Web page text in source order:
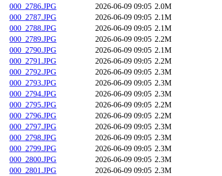
000_2786.JPG
2026-06-09 09:05 2.0M
000_2787.JPG
2026-06-09 09:05 2.1M
000_2788.JPG
2026-06-09 09:05 2.1M
000_2789.JPG
2026-06-09 09:05 2.2M
000_2790.JPG
2026-06-09 09:05 2.1M
000_2791.JPG
2026-06-09 09:05 2.2M
000_2792.JPG
2026-06-09 09:05 2.3M
000_2793.JPG
2026-06-09 09:05 2.3M
000_2794.JPG
2026-06-09 09:05 2.3M
000_2795.JPG
2026-06-09 09:05 2.2M
000_2796.JPG
2026-06-09 09:05 2.2M
000_2797.JPG
2026-06-09 09:05 2.3M
000_2798.JPG
2026-06-09 09:05 2.3M
000_2799.JPG
2026-06-09 09:05 2.3M
000_2800.JPG
2026-06-09 09:05 2.3M
000_2801.JPG
2026-06-09 09:05 2.3M